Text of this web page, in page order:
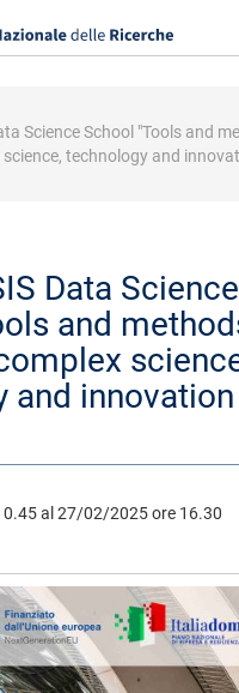
Science School "Tools and
technology and
Data Science
and
and
al 27/02/2025 ore 16.30